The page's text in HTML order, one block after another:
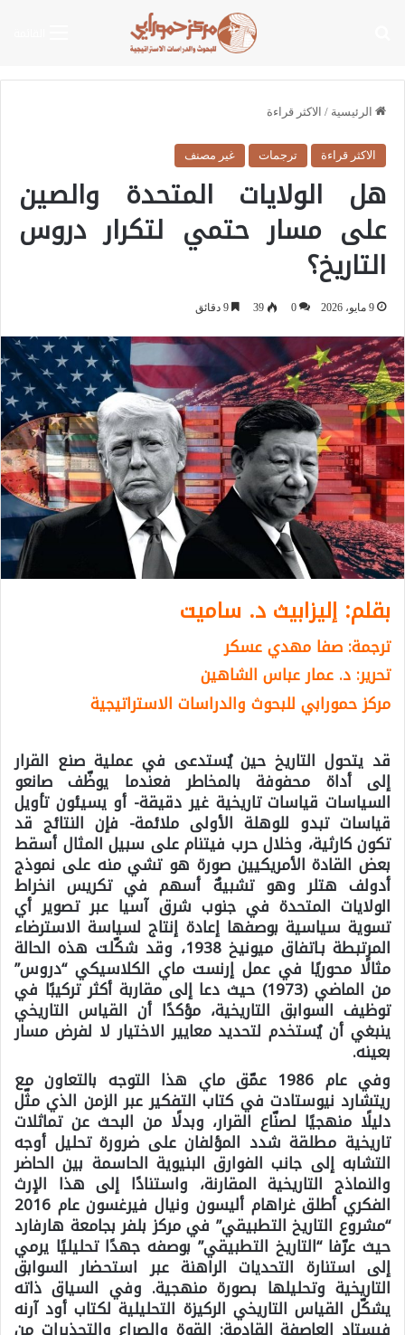
الرئيسية / الاكثر قراءة
الاكثر قراءة ترجمات غير مصنف
هل الولايات المتحدة والصين
على مسار حتمي لتكرار دروس
التاريخ؟
9 مايو، 2026 0
39
بقلم: إليزابيث د. ساميت
ترجمة: صفا مهدي عسكر
تحرير: د. عمار عباس الشاهين
مركز حمورابي للبحوث والدراسات الاستراتيجية
قد يتحول التاريخ حين يُستدعى في عملية صنع القرار
إلى أداة محفوفة بالمخاطر فعندما يوظّف صانعو
السياسات قياسات تاريخية غير دقيقة- أو يسيئون تأويل
قياسات تبدو للوهلة الأولى ملائمة- فإن النتائج قد
تكون كارثية، وخلال حرب فيتنام على سبيل المثال أسقط
بعض القادة الأمريكيين صورة هو تشي منه على نموذج
أدولف هتلر وهو تشبيهٌ أسهم في تكريس انخراط
الولايات المتحدة في جنوب شرق آسيا عبر تصوير أي
تسوية سياسية بوصفها إعادة إنتاج لسياسة الاسترضاء
المرتبطة بـاتفاق ميونيخ 1938، وقد شكّلت هذه الحالة
مثالًا محوريًا في عمل إرنست ماي الكلاسيكي “دروس”
من الماضي (1973) حيث دعا إلى مقاربة أكثر تركيبًا في
توظيف السوابق التاريخية، مؤكدًا أن القياس التاريخي
ينبغي أن يُستخدم لتحديد معايير الاختيار لا لفرض مسار
بعينه.
وفي عام 1986 عمّق ماي هذا التوجه بالتعاون مع
ريتشارد نيوستادت في كتاب التفكير عبر الزمن الذي مثّل
دليلًا منهجيًا لصنّاع القرار، وبدلًا من البحث عن تماثلات
تاريخية مطلقة شدد المؤلفان على ضرورة تحليل أوجه
التشابه إلى جانب الفوارق البنيوية الحاسمة بين الحاضر
والنماذج التاريخية المقارنة، واستنادًا إلى هذا الإرث
الفكري أطلق غراهام أليسون ونيال فيرغسون عام 2016
“مشروع التاريخ التطبيقي” في مركز بلفر بجامعة هارفارد
حيث عرّفا “التاريخ التطبيقي” بوصفه جهدًا تحليليًا يرمي
إلى استنارة التحديات الراهنة عبر استحضار السوابق
التاريخية وتحليلها بصورة منهجية. وفي السياق ذاته
يشكّل القياس التاريخي الركيزة التحليلية لكتاب أود آرنه